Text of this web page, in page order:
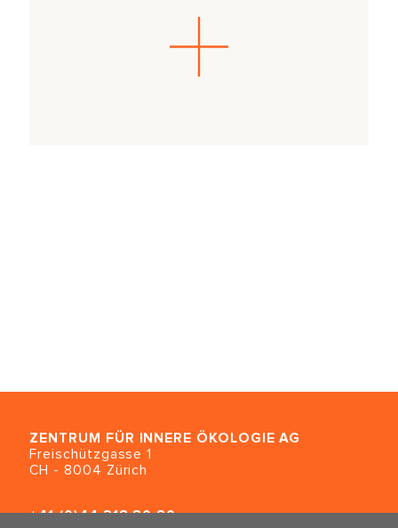
ZENTRUM FÜR INNERE ÖKOLOGIE AG
Freischützgasse 1
CH - 8004 Zürich
+41 (0)44 218 80 80